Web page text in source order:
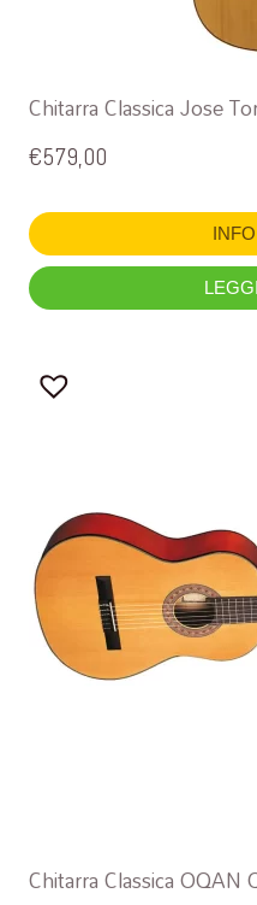
Chitarra Classica Jose
€579,00
Chitarra Classica OQAN